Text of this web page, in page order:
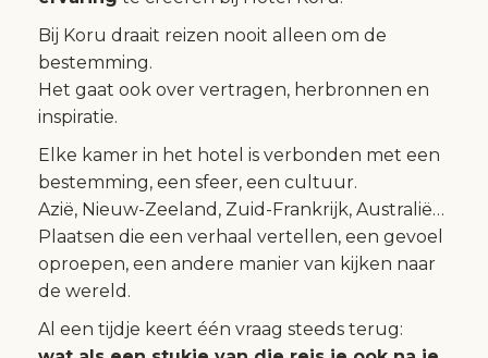
Bij Koru draait reizen nooit alleen om de
bestemming.
Het gaat ook over vertragen, herbronnen en
inspiratie.
Elke kamer in het hotel is verbonden met een
bestemming, een sfeer, een cultuur.
Azië, Nieuw-Zeeland, Zuid-Frankrijk, Australië…
Plaatsen die een verhaal vertellen, een gevoel
oproepen, een andere manier van kijken naar
de wereld.
Al een tijdje keert één vraag steeds terug: